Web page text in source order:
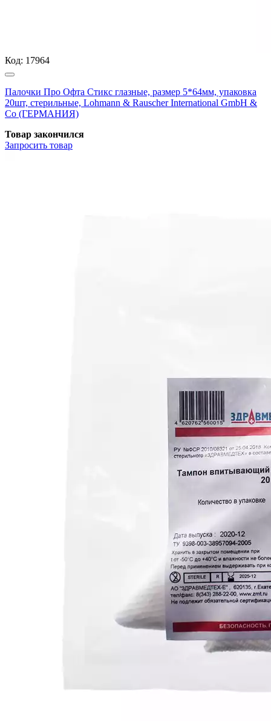
Код: 17964
Палочки Про Офта Стикс глазные, размер 5*64мм, упаковка
20шт, стерильные, Lohmann & Rauscher International GmbH &
Co (ГЕРМАНИЯ)
Товар закончился
Запросить товар